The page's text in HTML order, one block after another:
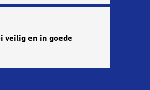
veilig en in goede